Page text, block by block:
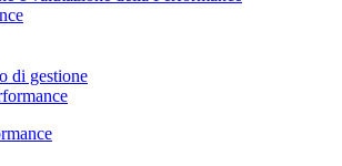
di gestione